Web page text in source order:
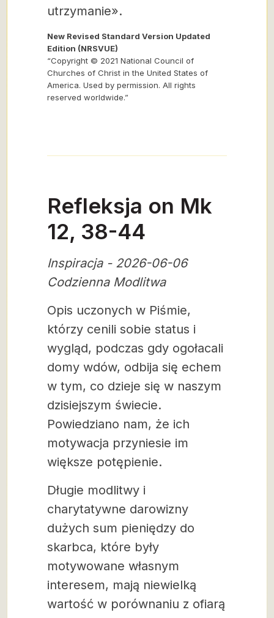
utrzymanie».
New Revised Standard Version Updated
Edition (NRSVUE)
“Copyright © 2021 National Council of
Churches of Christ in the United States of
America. Used by permission. All rights
reserved worldwide.”
Refleksja on Mk
12, 38-44
Inspiracja - 2026-06-06
Codzienna Modlitwa
Opis uczonych w Piśmie,
którzy cenili sobie status i
wygląd, podczas gdy ogołacali
domy wdów, odbija się echem
w tym, co dzieje się w naszym
dzisiejszym świecie.
Powiedziano nam, że ich
motywacja przyniesie im
większe potępienie.
Długie modlitwy i
charytatywne darowizny
dużych sum pieniędzy do
skarbca, które były
motywowane własnym
interesem, mają niewielką
wartość w porównaniu z ofiarą